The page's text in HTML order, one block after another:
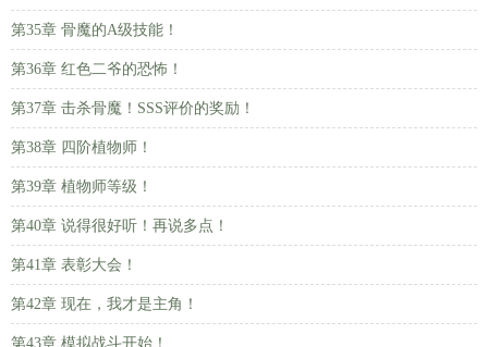
第35章 骨魔的A级技能！
第36章 红色二爷的恐怖！
第37章 击杀骨魔！SSS评价的奖励！
第38章 四阶植物师！
第39章 植物师等级！
第40章 说得很好听！再说多点！
第41章 表彰大会！
第42章 现在，我才是主角！
第43章 模拟战斗开始！